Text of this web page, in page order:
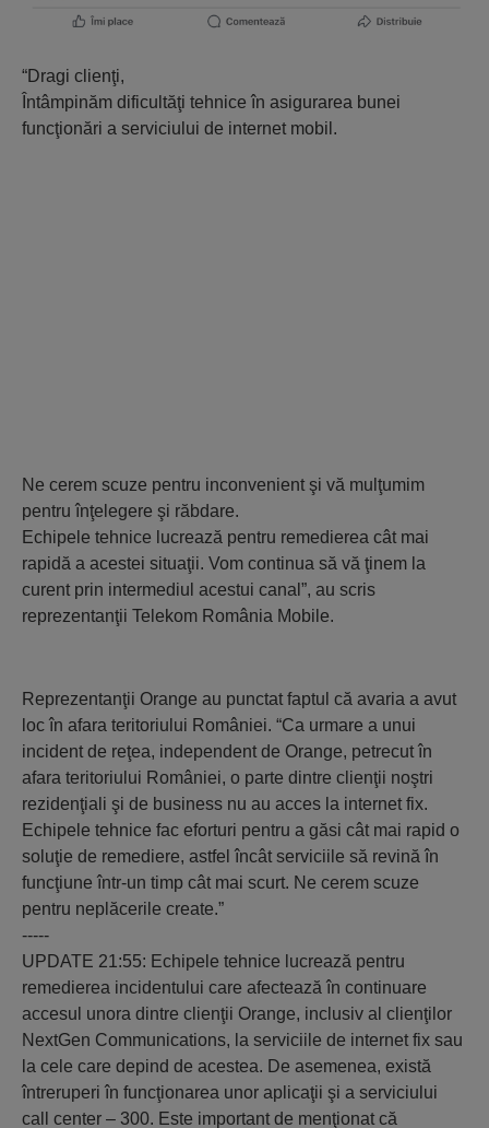
“Dragi clienţi,
Întâmpinăm dificultăţi tehnice în asigurarea bunei
funcţionări a serviciului de internet mobil.
Ne cerem scuze pentru inconvenient şi vă mulţumim
pentru înţelegere şi răbdare.
Echipele tehnice lucrează pentru remedierea cât mai
rapidă a acestei situaţii. Vom continua să vă ţinem la
curent prin intermediul acestui canal”, au scris
reprezentanţii Telekom România Mobile.
Reprezentanţii Orange au punctat faptul că avaria a avut
loc în afara teritoriului României. “Ca urmare a unui
incident de reţea, independent de Orange, petrecut în
afara teritoriului României, o parte dintre clienţii noştri
rezidenţiali şi de business nu au acces la internet fix.
Echipele tehnice fac eforturi pentru a găsi cât mai rapid o
soluţie de remediere, astfel încât serviciile să revină în
funcţiune într-un timp cât mai scurt. Ne cerem scuze
pentru neplăcerile create.”
-----
UPDATE 21:55: Echipele tehnice lucrează pentru
remedierea incidentului care afectează în continuare
accesul unora dintre clienţii Orange, inclusiv al clienţilor
NextGen Communications, la serviciile de internet fix sau
la cele care depind de acestea. De asemenea, există
întreruperi în funcţionarea unor aplicaţii şi a serviciului
call center – 300. Este important de menţionat că